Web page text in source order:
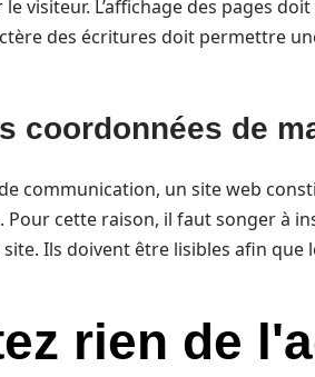
visiteur. L’affichage des pages
des écritures doit permettre
coordonnées de
communication, un site web
Pour cette raison, il faut songer à
Ils doivent être lisibles afin que
rien de